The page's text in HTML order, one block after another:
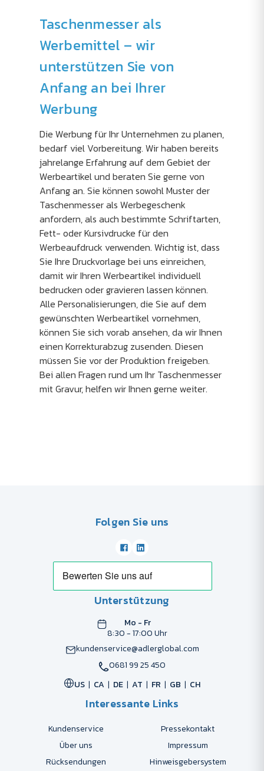
Taschenmesser als
Werbemittel – wir
unterstützen Sie von
Anfang an bei Ihrer
Werbung
Die Werbung für Ihr Unternehmen zu planen,
bedarf viel Vorbereitung. Wir haben bereits
jahrelange Erfahrung auf dem Gebiet der
Werbeartikel und beraten Sie gerne von
Anfang an. Sie können sowohl Muster der
Taschenmesser als Werbegeschenk
anfordern, als auch bestimmte Schriftarten,
Fett- oder Kursivdrucke für den
Werbeaufdruck verwenden. Wichtig ist, dass
Sie Ihre Druckvorlage bei uns einreichen,
damit wir Ihren Werbeartikel individuell
bedrucken oder gravieren lassen können.
Alle Personalisierungen, die Sie auf dem
gewünschten Werbeartikel vornehmen,
können Sie sich vorab ansehen, da wir Ihnen
einen Korrekturabzug zusenden. Diesen
müssen Sie vor der Produktion freigeben.
Bei allen Fragen rund um Ihr Taschenmesser
mit Gravur, helfen wir Ihnen gerne weiter.
Folgen Sie uns
Unterstützung
Mo - Fr
8:30 - 17:00 Uhr
kundenservice@adlerglobal.com
0681 99 25 450
US
CA DE AT FR GB CH
Interessante Links
Kundenservice
Pressekontakt
Über uns
Impressum
Rücksendungen
Hinweisgebersystem